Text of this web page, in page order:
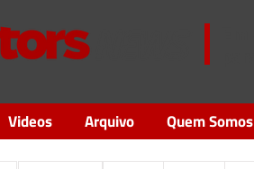
Videos Arquivo Quem Somos